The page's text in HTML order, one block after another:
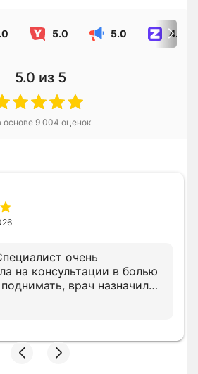
5.0 5.0 4.8
5.0 из 5
основе 9 004 оценок
очень
на консультации в болью
врач назначил
лечение сразу, просил
несколько показателей,
показателей. В клинике с
следят за записью.